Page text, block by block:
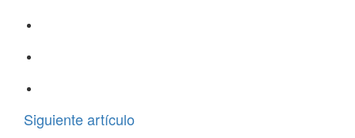
Siguiente artículo